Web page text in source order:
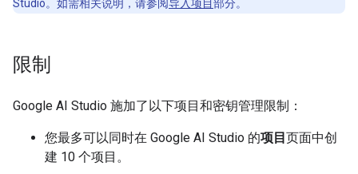
Studio。如需相关说明，请参阅导入项目部分。
限制
Google AI Studio 施加了以下项目和密钥管理限制：
您最多可以同时在 Google AI Studio 的项目页面中创
建 10 个项目。